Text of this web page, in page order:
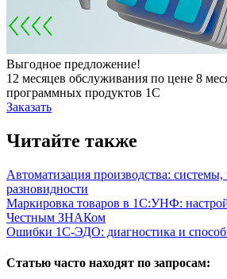
Выгодное предложение!
12 месяцев обслуживания по цене 8
программных продуктов 1С
Заказать
Читайте также
Автоматизация производства: системы,
разновидности
Маркировка товаров в 1С:УНФ:
Честным ЗНАКом
Ошибки 1С-ЭДО: диагностика и
Статью часто находят по запросам: